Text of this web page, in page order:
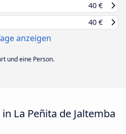
40 €
40 €
anzeigen
und eine Person.
La Peñita de Jaltemba